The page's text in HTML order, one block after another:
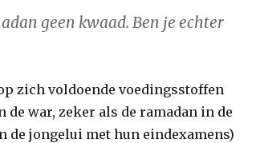
geen kwaad. Ben je echter
zich voldoende voedingsstoffen
war, zeker als de ramadan in de
de jongelui met hun eindexamens)